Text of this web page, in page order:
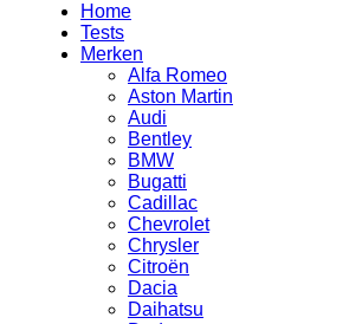
Home
Tests
Merken
Alfa Romeo
Aston Martin
Audi
Bentley
BMW
Bugatti
Cadillac
Chevrolet
Chrysler
Citroën
Dacia
Daihatsu